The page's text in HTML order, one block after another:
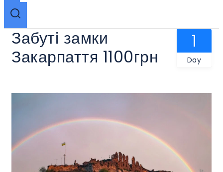
Забуті замки
Закарпаття 1100грн
1
Day